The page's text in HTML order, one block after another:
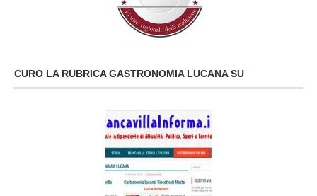
CURO LA RUBRICA GASTRONOMIA LUCANA SU